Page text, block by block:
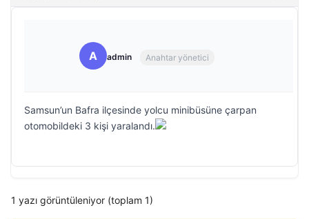
A admin Anahtar yönetici
Samsun’un Bafra ilçesinde yolcu minibüsüne çarpan
otomobildeki 3 kişi yaralandı.
1 yazı görüntüleniyor (toplam 1)